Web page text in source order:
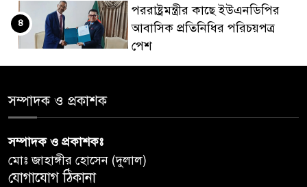
পররাষ্ট্রমন্ত্রীর কা‌ছে ইউএনডিপির
আবাসিক প্রতিনিধির পরিচয়পত্র
পেশ
৪
৫
ঝড়বৃষ্টির পূর্বাভাস
৬
সম্পাদক ও প্রকাশক
সম্পাদক ও প্রকাশকঃ
মোঃ জাহাঙ্গীর হোসেন (দুলাল)
যোগাযোগ ঠিকানা